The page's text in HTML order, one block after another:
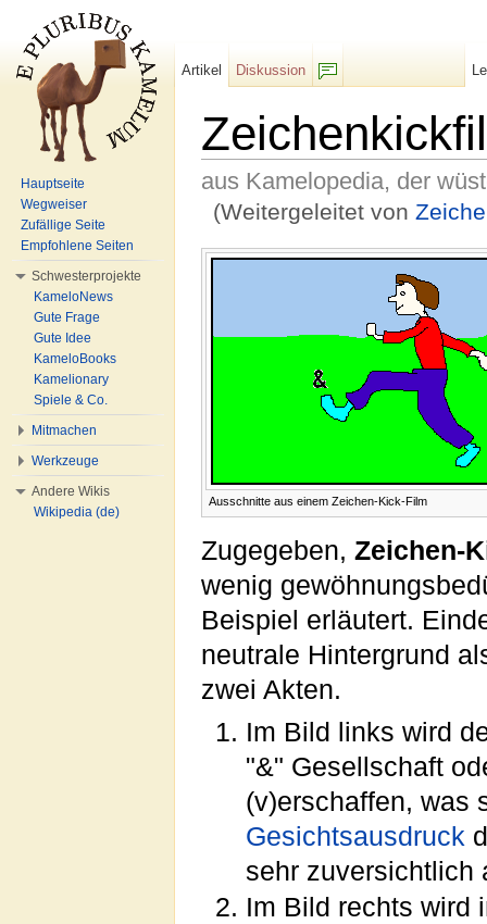
aus Kamelopedia, der
(Weitergeleitet von
Ausschnitte aus einem Zeichen-Kick-Film
Zugegeben, Zeichen-
wenig
Beispiel erläutert.
neutrale Hintergrund
zwei Akten.
Im Bild links wird
"&" Gesellschaft
(v)erschaffen, was
Gesichtsausdruck
sehr zuversichtlich
Im Bild rechts wird
Artikel
Diskussion
Hauptseite
Wegweiser
Zufällige Seite
Empfohlene Seiten
Schwesterprojekte
KameloNews
Gute Frage
Gute Idee
KameloBooks
Kamelionary
Spiele & Co.
Mitmachen
Werkzeuge
Andere Wikis
Wikipedia (de)